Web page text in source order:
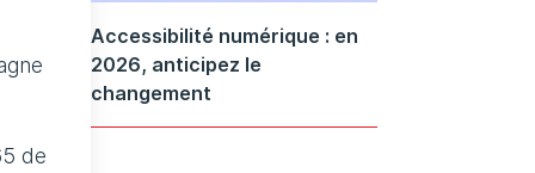
de
Accessibilité numérique : en
2026, anticipez le
changement